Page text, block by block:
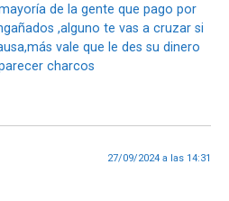
de la gente que pago por
,alguno te vas a cruzar si
vale que le des su dinero
charcos
27/09/2024 a las 14:31